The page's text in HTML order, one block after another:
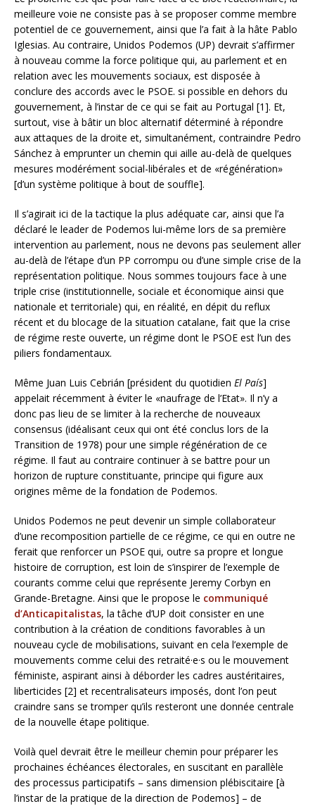
meilleure voie ne consiste pas à se proposer comme membre
potentiel de ce gouvernement, ainsi que l’a fait à la hâte Pablo
Iglesias. Au contraire, Unidos Podemos (UP) devrait s’affirmer
à nouveau comme la force politique qui, au parlement et en
relation avec les mouvements sociaux, est disposée à
conclure des accords avec le PSOE. si possible en dehors du
gouvernement, à l’instar de ce qui se fait au Portugal [1]. Et,
surtout, vise à bâtir un bloc alternatif déterminé à répondre
aux attaques de la droite et, simultanément, contraindre Pedro
Sánchez à emprunter un chemin qui aille au-delà de quelques
mesures modérément social-libérales et de «régénération»
[d’un système politique à bout de souffle].
Il s’agirait ici de la tactique la plus adéquate car, ainsi que l’a
déclaré le leader de Podemos lui-même lors de sa première
intervention au parlement, nous ne devons pas seulement aller
au-delà de l’étape d’un PP corrompu ou d’une simple crise de la
représentation politique. Nous sommes toujours face à une
triple crise (institutionnelle, sociale et économique ainsi que
nationale et territoriale) qui, en réalité, en dépit du reflux
récent et du blocage de la situation catalane, fait que la crise
de régime reste ouverte, un régime dont le PSOE est l’un des
piliers fondamentaux.
Même Juan Luis Cebrián [président du quotidien El País]
appelait récemment à éviter le «naufrage de l’Etat». Il n’y a
donc pas lieu de se limiter à la recherche de nouveaux
consensus (idéalisant ceux qui ont été conclus lors de la
Transition de 1978) pour une simple régénération de ce
régime. Il faut au contraire continuer à se battre pour un
horizon de rupture constituante, principe qui figure aux
origines même de la fondation de Podemos.
Unidos Podemos ne peut devenir un simple collaborateur
d’une recomposition partielle de ce régime, ce qui en outre ne
ferait que renforcer un PSOE qui, outre sa propre et longue
histoire de corruption, est loin de s’inspirer de l’exemple de
courants comme celui que représente Jeremy Corbyn en
Grande-Bretagne. Ainsi que le propose le communiqué
d’Anticapitalistas, la tâche d’UP doit consister en une
contribution à la création de conditions favorables à un
nouveau cycle de mobilisations, suivant en cela l’exemple de
mouvements comme celui des retraité·e·s ou le mouvement
féministe, aspirant ainsi à déborder les cadres austéritaires,
liberticides [2] et recentralisateurs imposés, dont l’on peut
craindre sans se tromper qu’ils resteront une donnée centrale
de la nouvelle étape politique.
Voilà quel devrait être le meilleur chemin pour préparer les
prochaines échéances électorales, en suscitant en parallèle
des processus participatifs – sans dimension plébiscitaire [à
l’instar de la pratique de la direction de Podemos] – de